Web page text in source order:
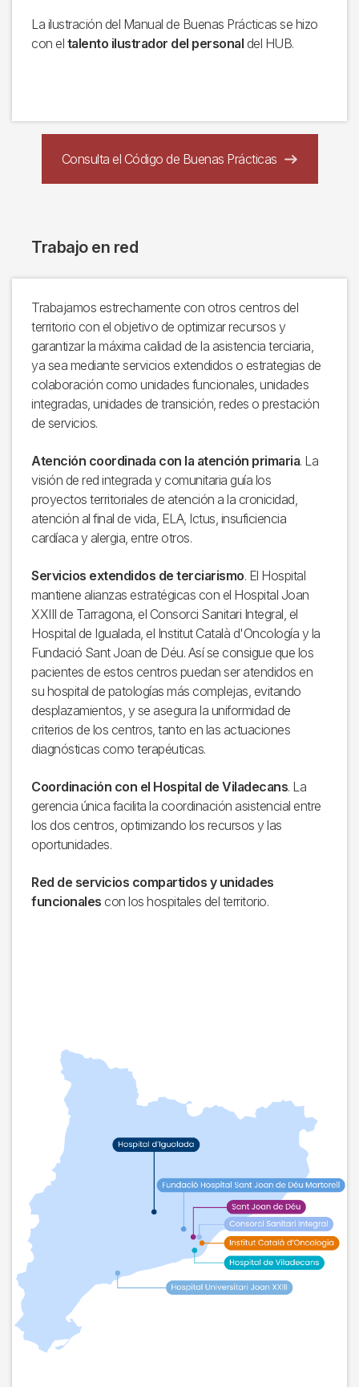
La ilustración del Manual de Buenas Prácticas se hizo
con el talento ilustrador del personal del HUB.
Consulta el Código de Buenas Prácticas
Trabajo en red
Trabajamos estrechamente con otros centros del
territorio con el objetivo de optimizar recursos y
garantizar la máxima calidad de la asistencia terciaria,
ya sea mediante servicios extendidos o estrategias de
colaboración como unidades funcionales, unidades
integradas, unidades de transición, redes o prestación
de servicios.
Atención coordinada con la atención primaria. La
visión de red integrada y comunitaria guía los
proyectos territoriales de atención a la cronicidad,
atención al final de vida, ELA, Ictus, insuficiencia
cardíaca y alergia, entre otros.
Servicios extendidos de terciarismo. El Hospital
mantiene alianzas estratégicas con el Hospital Joan
XXIII de Tarragona, el Consorci Sanitari Integral, el
Hospital de Igualada, el Institut Català d'Oncología y la
Fundació Sant Joan de Déu. Así se consigue que los
pacientes de estos centros puedan ser atendidos en
su hospital de patologías más complejas, evitando
desplazamientos, y se asegura la uniformidad de
criterios de los centros, tanto en las actuaciones
diagnósticas como terapéuticas.
Coordinación con el Hospital de Viladecans. La
gerencia única facilita la coordinación asistencial entre
los dos centros, optimizando los recursos y las
oportunidades.
Red de servicios compartidos y unidades
funcionales con los hospitales del territorio.